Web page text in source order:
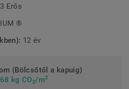
Erős
®
12 év
(Bölcsőtől a kapuig)
kg CO2/m2